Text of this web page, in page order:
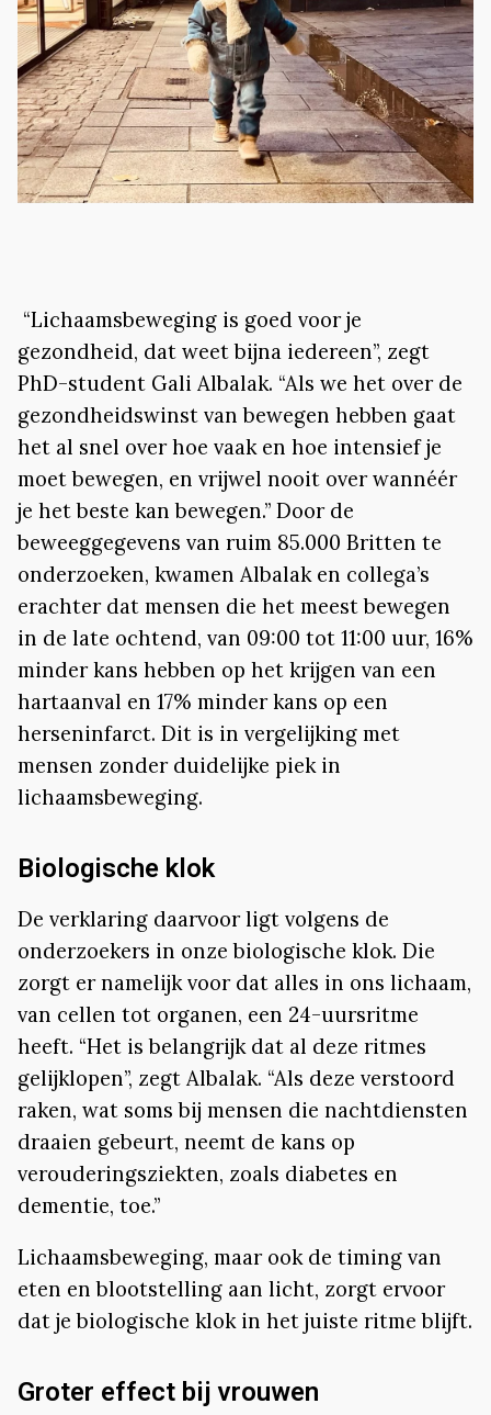
“Lichaamsbeweging is goed voor je
gezondheid, dat weet bijna iedereen”, zegt
PhD-student Gali Albalak. “Als we het over de
gezondheidswinst van bewegen hebben gaat
het al snel over hoe vaak en hoe intensief je
moet bewegen, en vrijwel nooit over wannéér
je het beste kan bewegen.” Door de
beweeggegevens van ruim 85.000 Britten te
onderzoeken, kwamen Albalak en collega’s
erachter dat mensen die het meest bewegen
in de late ochtend, van 09:00 tot 11:00 uur, 16%
minder kans hebben op het krijgen van een
hartaanval en 17% minder kans op een
herseninfarct. Dit is in vergelijking met
mensen zonder duidelijke piek in
lichaamsbeweging.
Biologische klok
De verklaring daarvoor ligt volgens de
onderzoekers in onze biologische klok. Die
zorgt er namelijk voor dat alles in ons lichaam,
van cellen tot organen, een 24-uursritme
heeft. “Het is belangrijk dat al deze ritmes
gelijklopen”, zegt Albalak. “Als deze verstoord
raken, wat soms bij mensen die nachtdiensten
draaien gebeurt, neemt de kans op
verouderingsziekten, zoals diabetes en
dementie, toe.”
Lichaamsbeweging, maar ook de timing van
eten en blootstelling aan licht, zorgt ervoor
dat je biologische klok in het juiste ritme blijft.
Groter effect bij vrouwen